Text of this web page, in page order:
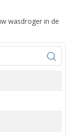
wasdroger in de